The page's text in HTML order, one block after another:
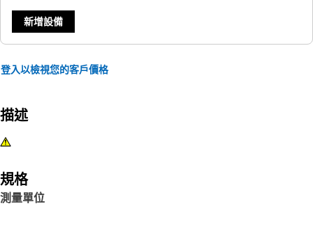
新增設備
登入以檢視您的客戶價格
描述
規格
測量單位